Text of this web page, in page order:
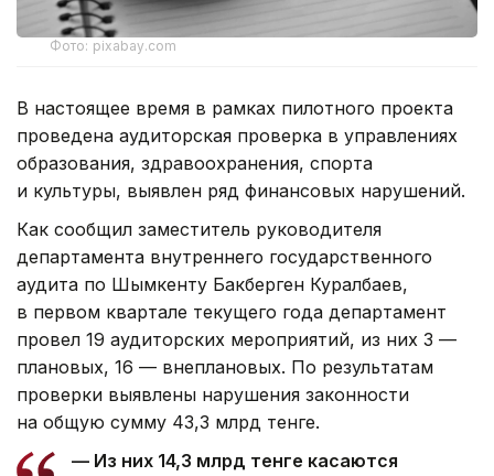
Фото: pixabay.com
В настоящее время в рамках пилотного проекта
проведена аудиторская проверка в управлениях
образования, здравоохранения, спорта
и культуры, выявлен ряд финансовых нарушений.
Как сообщил заместитель руководителя
департамента внутреннего государственного
аудита по Шымкенту Бакберген Куралбаев,
в первом квартале текущего года департамент
провел 19 аудиторских мероприятий, из них 3 —
плановых, 16 — внеплановых. По результатам
проверки выявлены нарушения законности
на общую сумму 43,3 млрд тенге.
— Из них 14,3 млрд тенге касаются